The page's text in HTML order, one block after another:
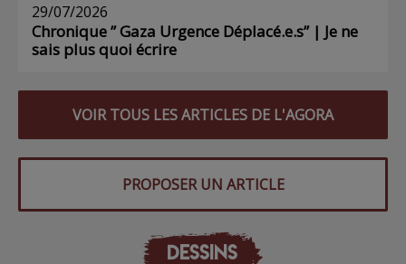
29/07/2026
Chronique ” Gaza Urgence Déplacé.e.s” | Je ne
sais plus quoi écrire
VOIR TOUS LES ARTICLES DE L'AGORA
PROPOSER UN ARTICLE
DESSINS